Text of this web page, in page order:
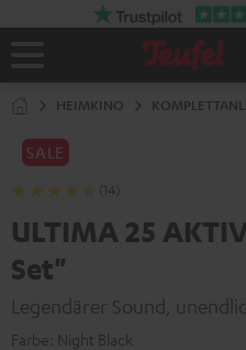
Startseite
HEIMKINO
SALE
(14)
ULTIMA 25
Set"
Legendärer Sound,
Farbe: Night Black